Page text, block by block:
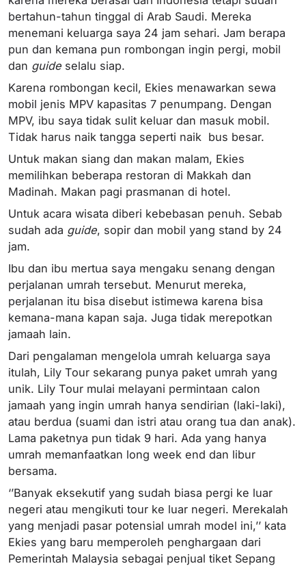
bertahun-tahun tinggal di Arab Saudi. Mereka
menemani keluarga saya 24 jam sehari. Jam berapa
pun dan kemana pun rombongan ingin pergi, mobil
dan guide selalu siap.
Karena rombongan kecil, Ekies menawarkan sewa
mobil jenis MPV kapasitas 7 penumpang. Dengan
MPV, ibu saya tidak sulit keluar dan masuk mobil.
Tidak harus naik tangga seperti naik bus besar.
Untuk makan siang dan makan malam, Ekies
memilihkan beberapa restoran di Makkah dan
Madinah. Makan pagi prasmanan di hotel.
Untuk acara wisata diberi kebebasan penuh. Sebab
sudah ada guide, sopir dan mobil yang stand by 24
jam.
Ibu dan ibu mertua saya mengaku senang dengan
perjalanan umrah tersebut. Menurut mereka,
perjalanan itu bisa disebut istimewa karena bisa
kemana-mana kapan saja. Juga tidak merepotkan
jamaah lain.
Dari pengalaman mengelola umrah keluarga saya
itulah, Lily Tour sekarang punya paket umrah yang
unik. Lily Tour mulai melayani permintaan calon
jamaah yang ingin umrah hanya sendirian (laki-laki),
atau berdua (suami dan istri atau orang tua dan anak).
Lama paketnya pun tidak 9 hari. Ada yang hanya
umrah memanfaatkan long week end dan libur
bersama.
‘’Banyak eksekutif yang sudah biasa pergi ke luar
negeri atau mengikuti tour ke luar negeri. Merekalah
yang menjadi pasar potensial umrah model ini,’’ kata
Ekies yang baru memperoleh penghargaan dari
Pemerintah Malaysia sebagai penjual tiket Sepang